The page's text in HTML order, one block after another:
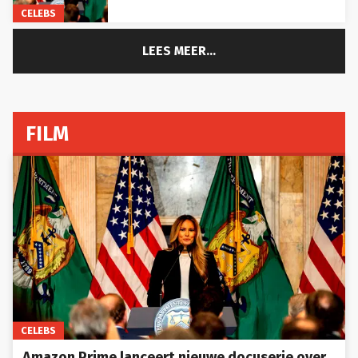
CELEBS
LEES MEER...
FILM
CELEBS